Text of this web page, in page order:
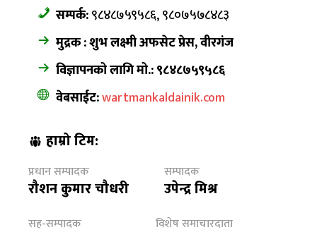
सम्पर्क:९८४८७५९५८६, ९८०७५७८४८३
मुद्रक : शुभ लक्ष्मी अफसेट प्रेस, वीरगंज
विज्ञापनको लागि मो.: ९८४८७५९५८६
वेबसाईट:wartmankaldainik.com
हाम्रो टिम:
प्रधान सम्पादक
रौशन कुमार चौधरी
सम्पादक
उपेन्द्र मिश्र
सह-सम्पादक विशेष समाचारदाता